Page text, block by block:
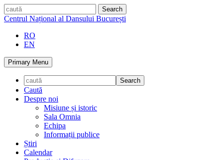
Skip
to
caută
Centrul Național al Dansului București
RO
EN
Primary Menu
Caută
Despre noi
Misiune și istoric
Sala Omnia
Echipa
Informații publice
Știri
Calendar